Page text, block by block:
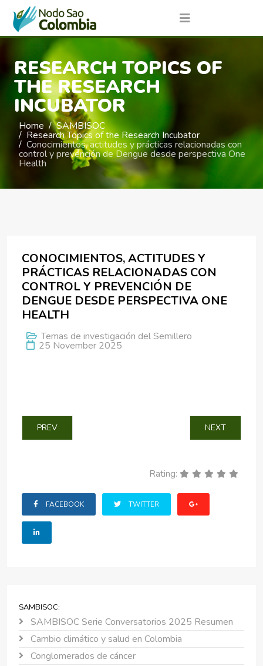
RESEARCH TOPICS OF
THE RESEARCH
INCUBATOR
Home SAMBISOC
Research Topics of the Research Incubator
Conocimientos, actitudes y prácticas relacionadas con
control y prevención de Dengue desde perspectiva One
Health
CONOCIMIENTOS, ACTITUDES Y
PRÁCTICAS RELACIONADAS CON
CONTROL Y PREVENCIÓN DE
DENGUE DESDE PERSPECTIVA ONE
HEALTH
Temas de investigación del Semillero
25 November 2025
PREVIOUS ARTICLE: CONTAMINACIÓN DEL AIRE,
PREV NEXT
NEXT
Rating:
FACEBOOK TWITTER
SAMBISOC:
SAMBISOC Serie Conversatorios 2025 Resumen
Cambio climático y salud en Colombia
Conglomerados de cáncer